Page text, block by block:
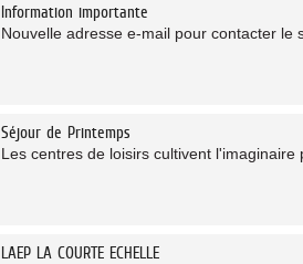
Information importante
Nouvelle adresse e-mail pour contacter le
Séjour de Printemps
Les centres de loisirs cultivent l'imaginaire
LAEP LA COURTE ECHELLE